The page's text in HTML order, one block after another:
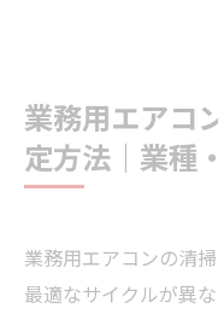
業務用エアコ
定方法｜業種
業務用エアコンの清
最適なサイクルが異